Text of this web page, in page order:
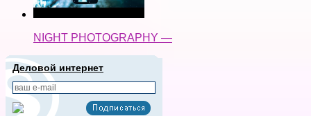
NIGHT PHOTOGRAPHY —
Деловой интернет